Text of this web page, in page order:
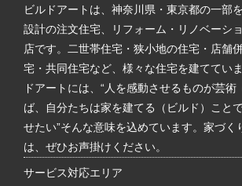
ビルドアートは、神奈川県・東京都の一部
設計の注文住宅、リフォーム・リノベーシ
店です。二世帯住宅・狭小地の住宅・店舗
宅・共同住宅など、様々な住宅を建ててい
ドアートには、“人を感動させるものが芸術
ば、自分たちは家を建てる（ビルド）こと
せたい”そんな意味を込めています。家づく
は、ぜひお声掛けください。
サービス対応エリア